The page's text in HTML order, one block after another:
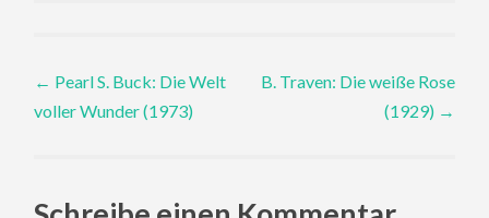
Post
navigation
← Pearl S. Buck: Die Welt
voller Wunder (1973)
B. Traven: Die weiße Rose
(1929) →